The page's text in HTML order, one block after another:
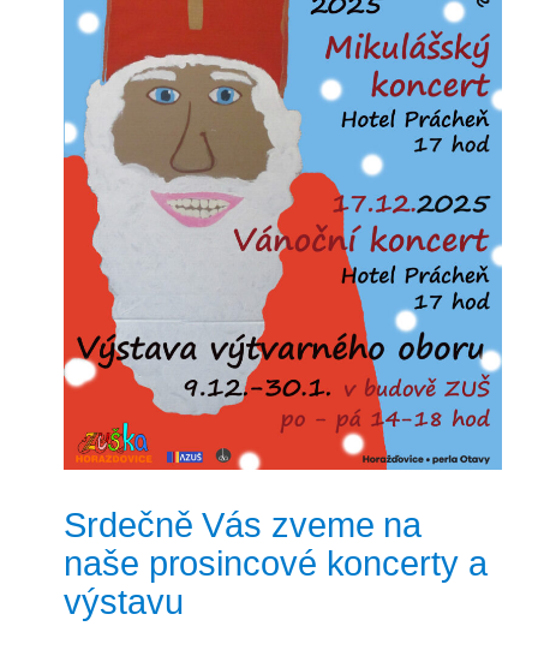
Srdečně Vás zveme na
naše prosincové koncerty a
výstavu